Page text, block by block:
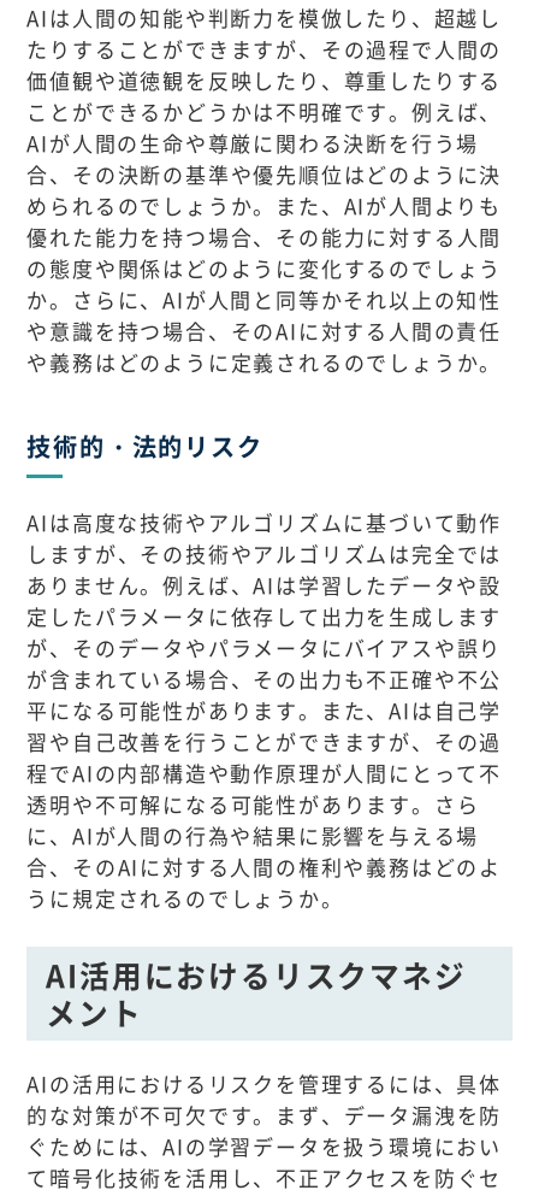
AIは人間の知能や判断力を模倣したり、超越し
たりすることができますが、その過程で人間の
価値観や道徳観を反映したり、尊重したりする
ことができるかどうかは不明確です。例えば、
AIが人間の生命や尊厳に関わる決断を行う場
合、その決断の基準や優先順位はどのように決
められるのでしょうか。また、AIが人間よりも
優れた能力を持つ場合、その能力に対する人間
の態度や関係はどのように変化するのでしょう
か。さらに、AIが人間と同等かそれ以上の知性
や意識を持つ場合、そのAIに対する人間の責任
や義務はどのように定義されるのでしょうか。
技術的・法的リスク
AIは高度な技術やアルゴリズムに基づいて動作
しますが、その技術やアルゴリズムは完全では
ありません。例えば、AIは学習したデータや設
定したパラメータに依存して出力を生成します
が、そのデータやパラメータにバイアスや誤り
が含まれている場合、その出力も不正確や不公
平になる可能性があります。また、AIは自己学
習や自己改善を行うことができますが、その過
程でAIの内部構造や動作原理が人間にとって不
透明や不可解になる可能性があります。さら
に、AIが人間の行為や結果に影響を与える場
合、そのAIに対する人間の権利や義務はどのよ
うに規定されるのでしょうか。
AI活用におけるリスクマネジ
メント
AIの活用におけるリスクを管理するには、具体
的な対策が不可欠です。まず、データ漏洩を防
ぐためには、AIの学習データを扱う環境におい
て暗号化技術を活用し、不正アクセスを防ぐセ